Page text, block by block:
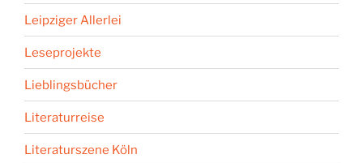
Leipziger Allerlei
Leseprojekte
Lieblingsbücher
Literaturreise
Literaturszene Köln